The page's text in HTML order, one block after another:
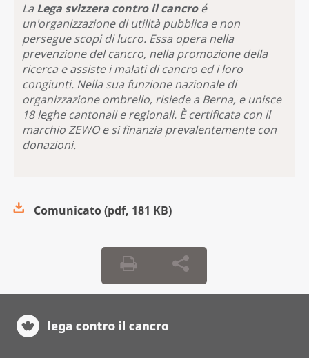
La Lega svizzera contro il cancroé
un'organizzazione di utilità pubblica e non
persegue scopi di lucro. Essa opera nella
prevenzione del cancro, nella promozione della
ricerca e assiste i malati di cancro ed i loro
congiunti. Nella sua funzione nazionale di
organizzazione ombrello, risiede a Berna, e unisce
18 leghe cantonali e regionali. È certificata con il
marchio ZEWO e si finanzia prevalentemente con
donazioni.
Comunicato(pdf, 181 KB)